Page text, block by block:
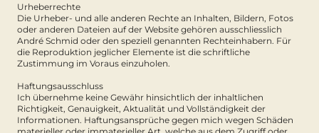
Urheberrechte
Die Urheber- und alle anderen Rechte an Inhalten, Bildern, Fotos
oder anderen Dateien auf der Website gehören ausschliesslich
André Schmid oder den speziell genannten Rechteinhabern. Für
die Reproduktion jeglicher Elemente ist die schriftliche
Zustimmung im Voraus einzuholen.
Haftungsausschluss
Ich übernehme keine Gewähr hinsichtlich der inhaltlichen
Richtigkeit, Genauigkeit, Aktualität und Vollständigkeit der
Informationen. Haftungsansprüche gegen mich wegen Schäden